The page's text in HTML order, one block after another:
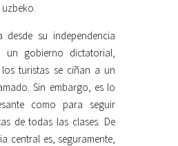
uzbeko.
desde su independencia
un gobierno dictatorial,
turistas se ciñan a un
Sin embargo, es lo
como para seguir
de todas las clases. De
central es, seguramente,